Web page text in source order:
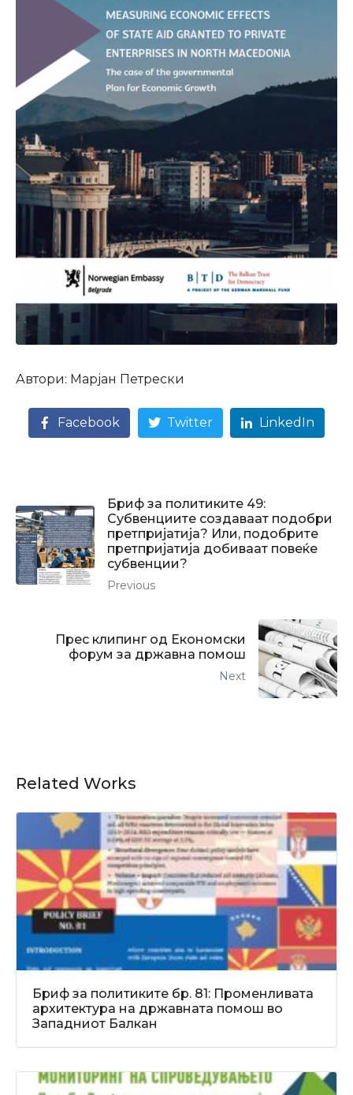
Автори: Марјан Петрески
Facebook Twitter LinkedIn
Бриф за политиките 49:
Субвенциите создаваат подобри
претпријатија? Или, подобрите
претпријатија добиваат повеќе
субвенции?
Previous
Прес клипинг од Економски
форум за државна помош
Next
Related Works
Бриф за политиките бр. 81: Променливата
архитектура на државната помош во
Западниот Балкан